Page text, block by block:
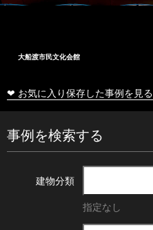
大船渡市民文化会館
❤ お気に入り保存した事例を見る
事例を検索する
建物分類
指定なし